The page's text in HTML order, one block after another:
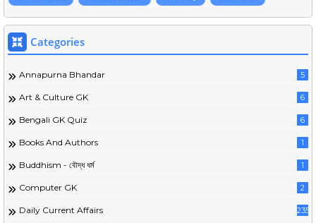
Categories
Annapurna Bhandar 5
Art & Culture GK 6
Bengali GK Quiz 6
Books And Authors 1
Buddhism - বৌদ্ধ ধর্ম 1
Computer GK 2
Daily Current Affairs 235